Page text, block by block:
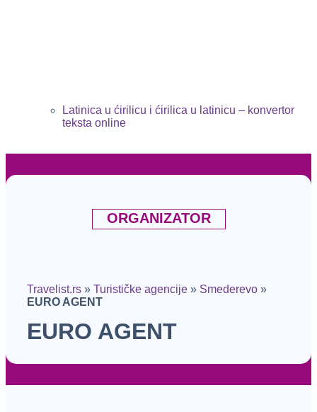
Latinica u ćirilicu i ćirilica u latinicu – konvertor
teksta online
ORGANIZATOR
Travelist.rs » Turističke agencije » Smederevo »
EURO AGENT
EURO AGENT